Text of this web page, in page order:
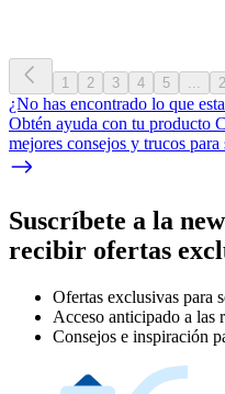
1 2 3 4 5 ...
¿No has encontrado lo que
Obtén ayuda con tu producto
mejores consejos y trucos
Suscríbete a la
recibir ofertas
Ofertas exclusivas para
Acceso anticipado a las
Consejos e inspiración